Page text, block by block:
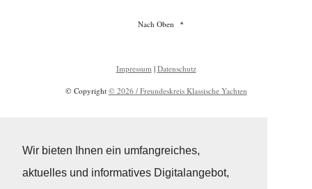
Wir bieten Ihnen ein umfangreiches,
aktuelles und informatives Digitalangebot,
Nach Oben
Impressum | Datenschutz
© Copyright © 2026 / Freundeskreis Klassische Yachten